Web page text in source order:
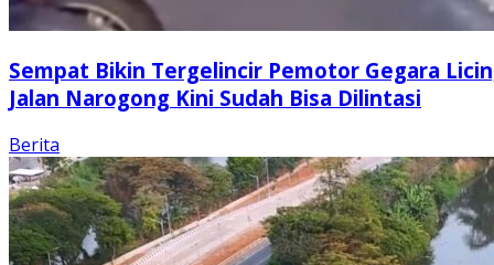
Sempat Bikin Tergelincir Pemotor Gegara
Jalan Narogong Kini Sudah Bisa Dilintasi
Berita